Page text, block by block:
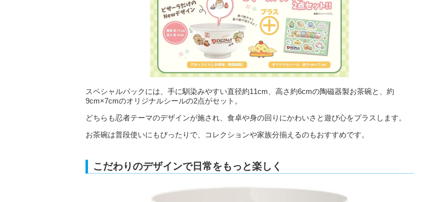
スペシャルパックには、手に馴染みやすい直径約11cm、高さ約6cmの陶磁器製お茶碗と、約
9cm×7cmのオリジナルシールの2点がセット。
どちらも忍者テーマのデザインが施され、食卓や身の回りにかわいさと遊び心をプラスします。
お茶碗は普段使いにもぴったりで、コレクションや家族分揃えるのもおすすめです。
こだわりのデザインで日常をもっと楽しく